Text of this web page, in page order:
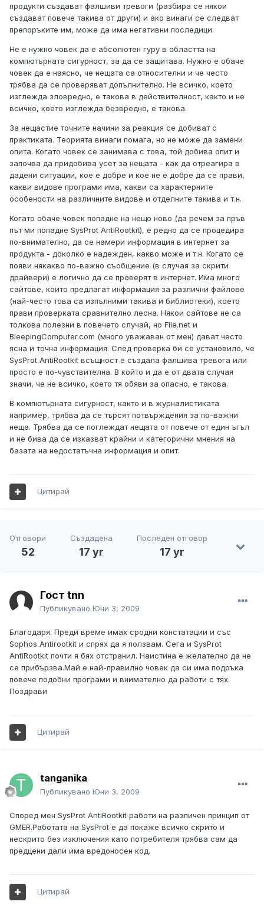
продукти създават фалшиви тревоги (разбира се някои
създават повече такива от други) и ако винаги се следват
препоръките им, може да има негативни последици.
Не е нужно човек да е абсолютен гуру в областта на
компютърната сигурност, за да се защитава. Нужно е обаче
човек да е наясно, че нещата са относителни и че често
трябва да се проверяват допълнително. Не всичко, което
изглежда зловредно, е такова в действителност, както и не
всичко, което изглежда безвредно, е такова.
За нещастие точните начини за реакция се добиват с
практиката. Теорията винаги помага, но не може да замени
опита. Когато човек се занимава с това, той добива опит и
започва да придобива усет за нещата - как да отреагира в
дадени ситуации, кое е добре и кое не е добре да се прави,
какви видове програми има, какви са характерните
особености на различните видове и отделните такива и т.н.
Когато обаче човек попадне на нещо ново (да речем за пръв
път ми попадне SysProt AntiRootkit), е редно да се процедира
по-внимателно, да се намери информация в интернет за
продукта - доколко е надежден, какво може и т.н. Когато се
появи някакво по-важно съобщение (в случая за скрити
драйвери) е логично да се проверят в интернет. Има много
сайтове, които предлагат информация за различни файлове
(най-често това са изпълними такива и библиотеки), което
прави проверката сравнително лесна. Някои сайтове не са
толкова полезни в повечето случай, но File.net и
BleepingComputer.com (много уважаван от мен) дават често
ясна и точна информация. След проверка би се установило, че
SysProt AntiRootkit всъщност е създала фалшива тревога или
просто е по-чувствителна. В който и да е от двата случая
значи, че не всичко, което тя обяви за опасно, е такова.
В компютърната сигурност, както и в журналистиката
например, трябва да се търсят потвърждения за по-важни
неща. Трябва да се поглеждат нещата от повече от един ъгъл
и не бива да се изказват крайни и категорични мнения на
базата на недостатъчна информация и опит.
Цитирай
Отговори
52
Създадена
17 yr
Последен отговор
17 yr
Гост tnn
Публикувано Юни 3, 2009
Благодаря. Преди време имах сродни констатации и със
Sophos Antirootkit и спрях да я ползвам. Сега и SysProt
AntiRootkit почти я бях отстранил. Наистина е желателно да не
се прибързва.Май е най-правилно човек да си има подръка
повече подобни програми и внимателно да работи с тях.
Поздрави
Цитирай
tanganika
Публикувано Юни 3, 2009
Според мен SysProt AntiRootkit работи на различен принцип от
GMER.Работата на SysProt е да покаже всичко скрито и
нескрито без изключения като потребителя трябва сам да
предцени дали има вредоносен код.
Цитирай